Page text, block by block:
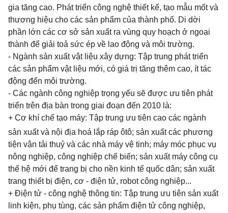
gia tăng cao. Phát triển công nghệ thiết kế, tạo mẫu mốt và
thương hiệu cho các sản phẩm của thành phố. Di dời
phần lớn các cơ sở sản xuất ra vùng quy hoạch ở ngoại
thành để giải toả sức ép về lao động và môi trường.
- Ngành sản xuất vật liệu xây dựng: Tập trung phát triển
các sản phẩm vật liệu mới, có giá trị tăng thêm cao, ít tác
động đến môi trường.
- Các ngành công nghiệp trọng yếu sẽ được ưu tiên phát
triển trên địa bàn trong giai đoạn đến 2010 là:
+ Cơ khí chế tạo máy: Tập trung ưu tiên cao các ngành
sản xuất và nội địa hoá lắp ráp ôtô; sản xuất các phương
tiện vận tải thuỷ và các nhà máy vệ tinh; máy móc phục vụ
nông nghiệp, công nghiệp chế biến; sản xuất máy công cụ
thế hệ mới để trang bị cho nền kinh tế quốc dân; sản xuất
trang thiết bị điện, cơ - điện tử, robot công nghiệp...
+ Điện tử - công nghệ thông tin: Tập trung ưu tiên sản xuất
linh kiện, phụ tùng, các sản phẩm điện tử công nghiệp,